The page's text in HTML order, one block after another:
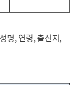
명, 연령, 출신지,